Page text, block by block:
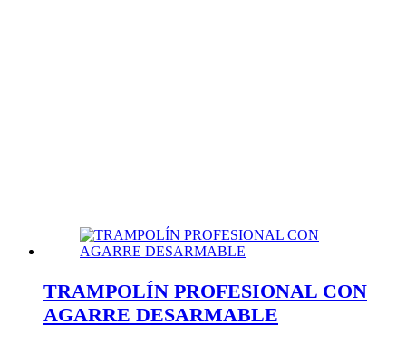
TRAMPOLÍN PROFESIONAL CON
AGARRE DESARMABLE